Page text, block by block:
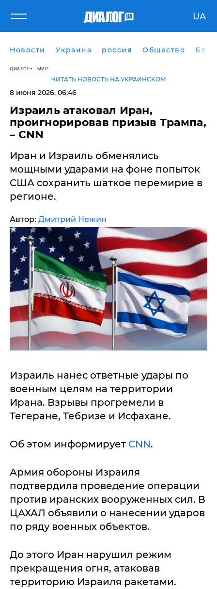
UA
Новости Украина россия Общество
ДИАЛОГ МИР
ЧИТАТЬ НОВОСТЬ НА УКРАИНСКОМ
8 июня 2026, 06:46
Израиль атаковал Иран,
проигнорировав призыв Трампа,
– CNN
Иран и Израиль обменялись
мощными ударами на фоне попыток
США сохранить шаткое перемирие в
регионе.
Автор: Дмитрий Нежин
Израиль нанес ответные удары по
военным целям на территории
Ирана. Взрывы прогремели в
Тегеране, Тебризе и Исфахане.
Об этом информирует CNN.
Армия обороны Израиля
подтвердила проведение операции
против иранских вооруженных сил. В
ЦАХАЛ объявили о нанесении ударов
по ряду военных объектов.
До этого Иран нарушил режим
прекращения огня, атаковав
территорию Израиля ракетами.